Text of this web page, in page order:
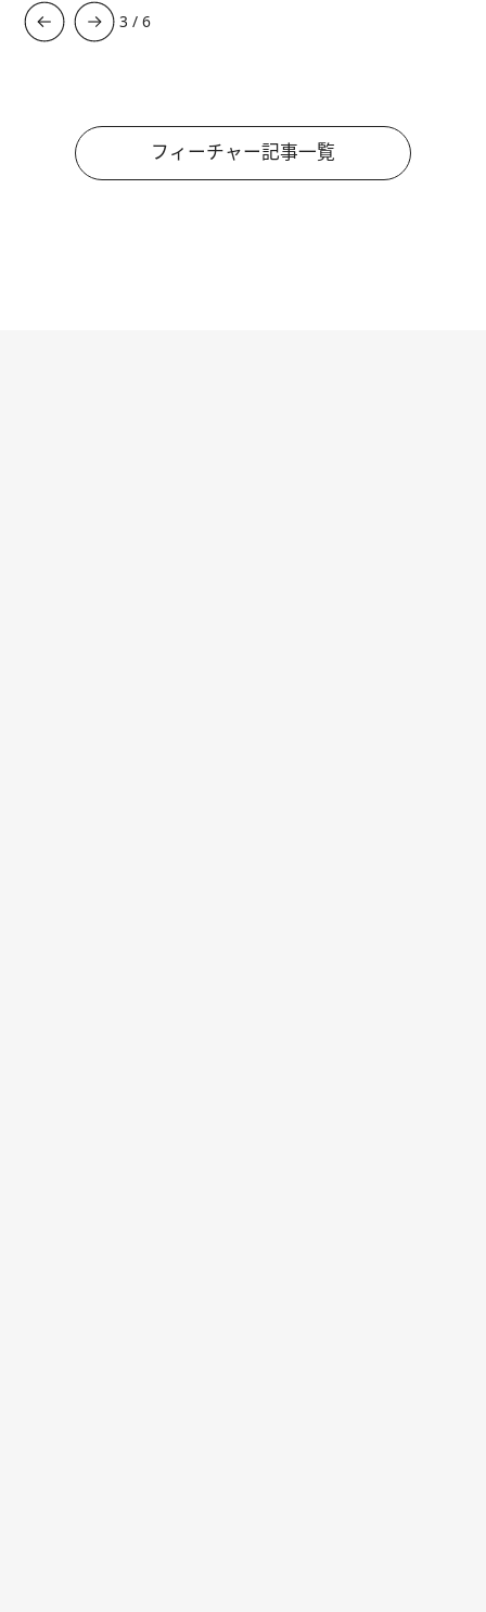
3 /6
フィーチャー記事一覧